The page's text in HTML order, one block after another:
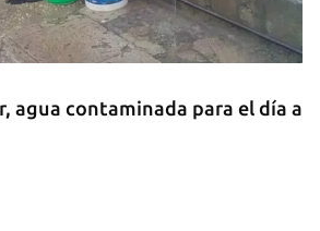
agua contaminada para el día a